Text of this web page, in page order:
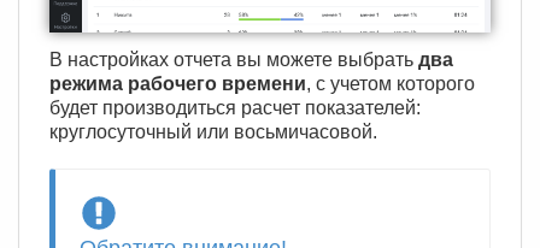
В настройках отчета вы можете выбрать два
режима рабочего времени, с учетом которого
будет производиться расчет показателей:
круглосуточный или восьмичасовой.